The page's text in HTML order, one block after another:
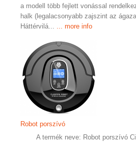
a modell több fejlett vonással
halk (legalacsonyabb zajszint az
Háttérvilá...
... more info
Robot porszívó
A termék neve: Robot porszívó